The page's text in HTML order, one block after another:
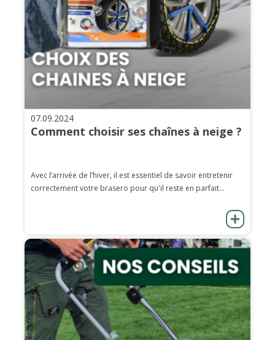
07.09.2024
Comment choisir ses chaînes à neige ?
Avec l’arrivée de l’hiver, il est essentiel de savoir entretenir
correctement votre brasero pour qu'il reste en parfait...